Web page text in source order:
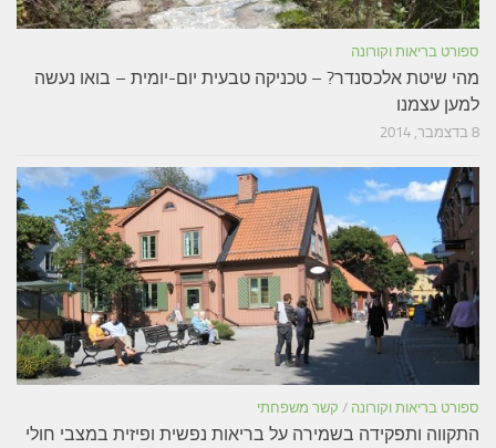
ספורט בריאות וקורונה
מהי שיטת אלכסנדר? – טכניקה טבעית יום-יומית – בואו נעשה
למען עצמנו
8 בדצמבר, 2014
ספורט בריאות וקורונה / קשר משפחתי
התקווה ותפקידה בשמירה על בריאות נפשית ופיזית במצבי חולי